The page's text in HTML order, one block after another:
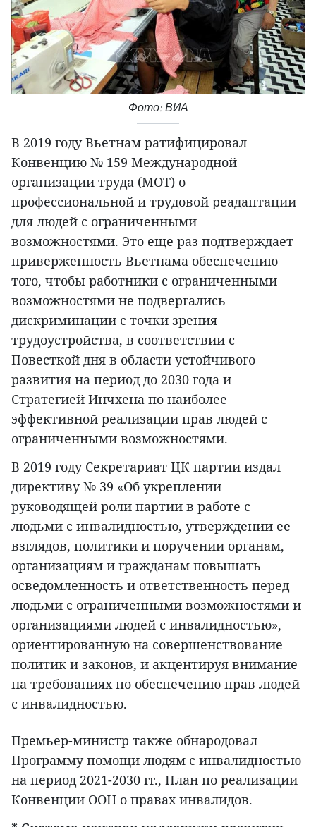
Фото: ВИА
В 2019 году Вьетнам ратифицировал
Конвенцию № 159 Международной
организации труда (МОТ) о
профессиональной и трудовой реадаптации
для людей с ограниченными
возможностями. Это еще раз подтверждает
приверженность Вьетнама обеспечению
того, чтобы работники с ограниченными
возможностями не подвергались
дискриминации с точки зрения
трудоустройства, в соответствии с
Повесткой дня в области устойчивого
развития на период до 2030 года и
Стратегией Инчхена по наиболее
эффективной реализации прав людей с
ограниченными возможностями.
В 2019 году Секретариат ЦК партии издал
директиву № 39 «Об укреплении
руководящей роли партии в работе с
людьми с инвалидностью, утверждении ее
взглядов, политики и поручении органам,
организациям и гражданам повышать
осведомленность и ответственность перед
людьми с ограниченными возможностями и
организациями людей с инвалидностью»,
ориентированную на совершенствование
политик и законов, и акцентируя внимание
на требованиях по обеспечению прав людей
с инвалидностью.
Премьер-министр также обнародовал
Программу помощи людям с инвалидностью
на период 2021-2030 гг., План по реализации
Конвенции ООН о правах инвалидов.